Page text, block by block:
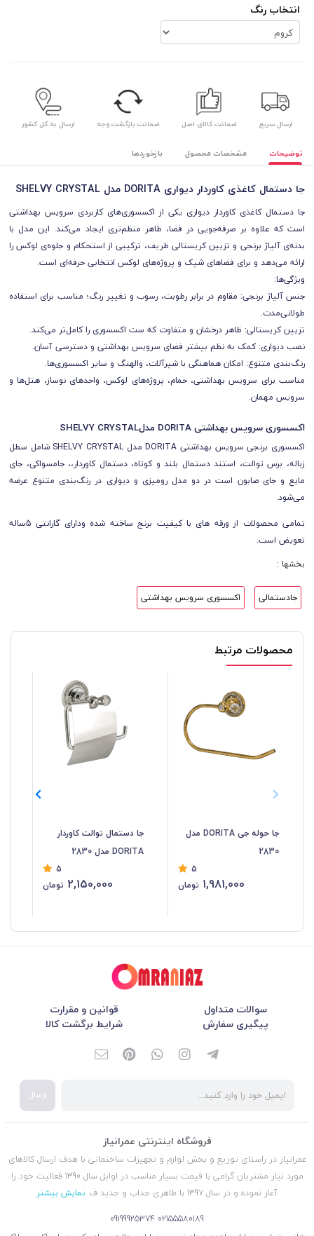
انتخاب رنگ
ارسال سریع ضمانت کالای اصل ضمانت بازگشت وجه ارسال به کل کشور
توضیحات مشخصات محصول بازخوردها
جا دستمال کاغذی کاوردار دیواری DORITA مدل SHELVY CRYSTAL
جا دستمال کاغذی کاوردار دیواری یکی از اکسسوری‌های کاربردی سرویس بهداشتی
است که علاوه بر صرفه‌جویی در فضا، ظاهر منظم‌تری ایجاد می‌کند. این مدل با
بدنه‌ی آلیاژ برنجی و تزیین کریستالی ظریف، ترکیبی از استحکام و جلوه‌ی لوکس را
ارائه می‌دهد و برای فضاهای شیک و پروژه‌های لوکس انتخابی حرفه‌ای است.
ویژگی‌ها:
جنس آلیاژ برنجی: مقاوم در برابر رطوبت، رسوب و تغییر رنگ؛ مناسب برای استفاده
طولانی‌مدت.
تزیین کریستالی: ظاهر درخشان و متفاوت که ست اکسسوری را کامل‌تر می‌کند.
نصب دیواری: کمک به نظم بیشتر فضای سرویس بهداشتی و دسترسی آسان.
رنگ‌بندی متنوع: امکان هماهنگی با شیرآلات، والهنگ و سایر اکسسوری‌ها.
مناسب برای سرویس بهداشتی، حمام، پروژه‌های لوکس، واحدهای نوساز، هتل‌ها و
سرویس مهمان.
اکسسوری سرویس بهداشتی DORITA مدلSHELVY CRYSTAL
اکسسوری برنجی سرویس بهداشتی DORITA مدل SHELVY CRYSTAL شامل سطل
زباله، برس توالت، استند دستمال بلند و کوتاه، دستمال کاوردار،، جامسواکی، جای
مایع و جای صابون است در دو مدل رومیزی و دیواری در رنگ‌بندی متنوع عرضه
می‌شود.
تمامی محصولات از ورقه های با کیفیت برنج ساخته شده ودارای گارانتی 5ساله
تعویض است.
بخشها :
جادستمالی اکسسوری سرویس بهداشتی
محصولات مرتبط
جا حوله جی DORITA مدل
2830
5
1,981,000 تومان
جا دستمال توالت کاوردار
DORITA مدل 2830
5
2,150,000 تومان
سوالات متداول
قوانین و مقرارت
پیگیری سفارش
شرایط برگشت کالا
ارسال
فروشگاه اینترنتی عمرانیاز
عمرانیاز در راستای توزیع و پخش لوازم و تجهیزات ساختمانی با هدف ارسال کالاهای
مورد نیاز مشتریان گرامی با قیمت بسیار مناسب در اوایل سال 1390 فعالیت خود را
آغاز نموده و در سال 1397 با ظاهری جذاب و جدید ف
نمایش بیشتر
02155580189
09199925374